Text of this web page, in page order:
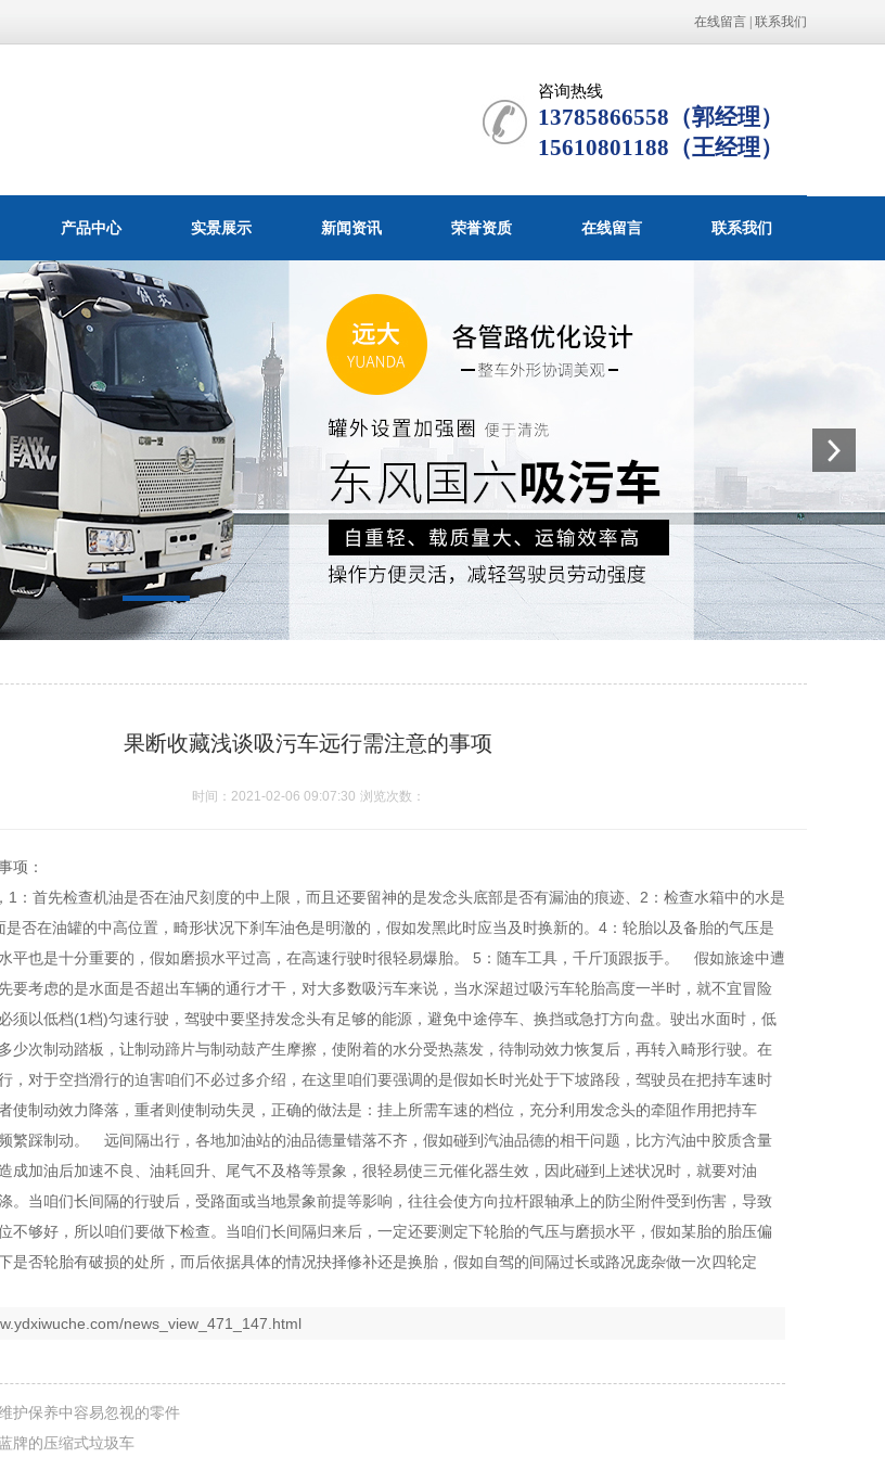
在线留言 联系我们
咨询热线
13785866558（郭经理）
15610801188（王经理）
产品中心 实景展示 新闻资讯 荣誉资质 在线留言 联系我们
果断收藏浅谈吸污车远行需注意的事项
时间：2021-02-06 09:07:30 浏览次数：
项：
首先检查机油是否在油尺刻度的中上限，而且还要留神的是发念头底部是否有漏油的痕迹、2：检查水箱中的水是
否在油罐的中高位置，畸形状况下刹车油色是明澈的，假如发黑此时应当及时换新的。4：轮胎以及备胎的气压是
平也是十分重要的，假如磨损水平过高，在高速行驶时很轻易爆胎。 5：随车工具，千斤顶跟扳手。 假如旅途中遭
要考虑的是水面是否超出车辆的通行才干，对大多数吸污车来说，当水深超过吸污车轮胎高度一半时，就不宜冒险
须以低档(1档)匀速行驶，驾驶中要坚持发念头有足够的能源，避免中途停车、换挡或急打方向盘。驶出水面时，低
少次制动踏板，让制动蹄片与制动鼓产生摩擦，使附着的水分受热蒸发，待制动效力恢复后，再转入畸形行驶。在
，对于空挡滑行的迫害咱们不必过多介绍，在这里咱们要强调的是假如长时光处于下坡路段，驾驶员在把持车速时
使制动效力降落，重者则使制动失灵，正确的做法是：挂上所需车速的档位，充分利用发念头的牵阻作用把持车
繁踩制动。 远间隔出行，各地加油站的油品德量错落不齐，假如碰到汽油品德的相干问题，比方汽油中胶质含量
成加油后加速不良、油耗回升、尾气不及格等景象，很轻易使三元催化器生效，因此碰到上述状况时，就要对油
。当咱们长间隔的行驶后，受路面或当地景象前提等影响，往往会使方向拉杆跟轴承上的防尘附件受到伤害，导致
不够好，所以咱们要做下检查。当咱们长间隔归来后，一定还要测定下轮胎的气压与磨损水平，假如某胎的胎压偏
是否轮胎有破损的处所，而后依据具体的情况抉择修补还是换胎，假如自驾的间隔过长或路况庞杂做一次四轮定
news_view_471_147.html
护保养中容易忽视的零件
牌的压缩式垃圾车